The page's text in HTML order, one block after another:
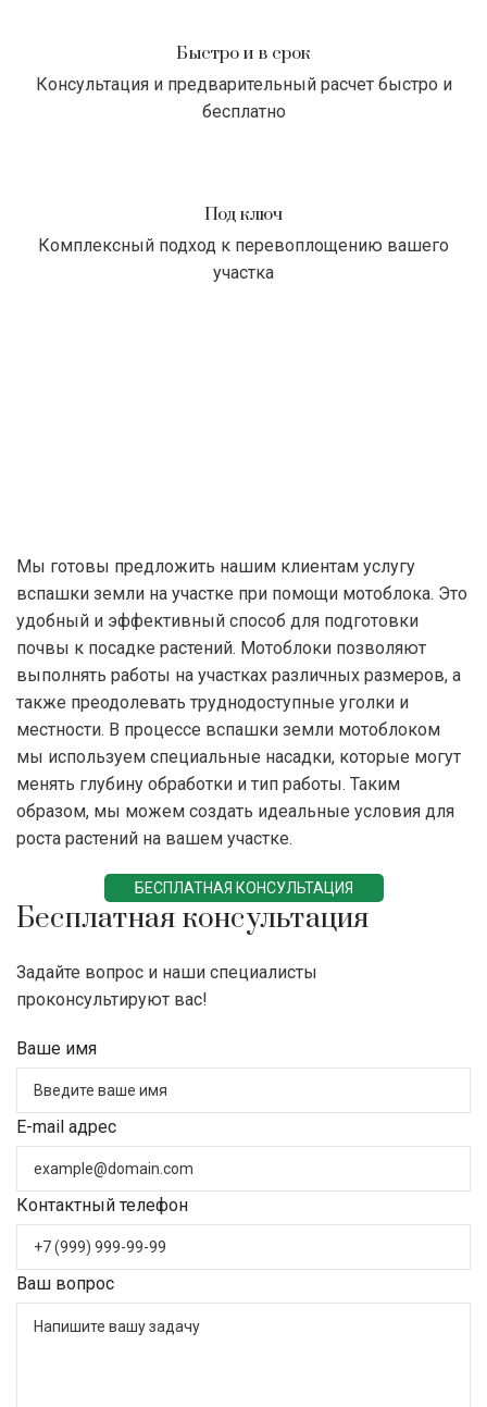
Быстро и в срок
Консультация и предварительный расчет быстро и
бесплатно
Под ключ
Комплексный подход к перевоплощению вашего
участка
Мы готовы предложить нашим клиентам услугу
вспашки земли на участке при помощи мотоблока. Это
удобный и эффективный способ для подготовки
почвы к посадке растений. Мотоблоки позволяют
выполнять работы на участках различных размеров, а
также преодолевать труднодоступные уголки и
местности. В процессе вспашки земли мотоблоком
мы используем специальные насадки, которые могут
менять глубину обработки и тип работы. Таким
образом, мы можем создать идеальные условия для
роста растений на вашем участке.
БЕСПЛАТНАЯ КОНСУЛЬТАЦИЯ
Бесплатная консультация
Задайте вопрос и наши специалисты
проконсультируют вас!
Ваше имя
E-mail адрес
Контактный телефон
Ваш вопрос